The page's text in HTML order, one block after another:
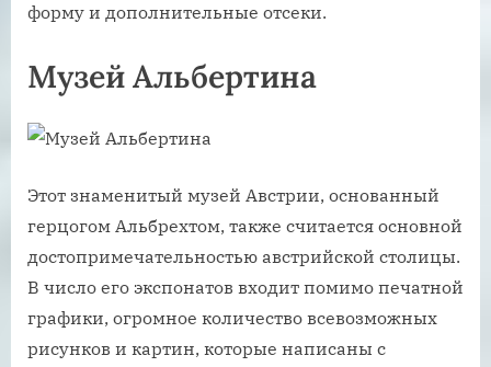
форму и дополнительные отсеки.
Музей Альбертина
Этот знаменитый музей Австрии, основанный
герцогом Альбрехтом, также считается основной
достопримечательностью австрийской столицы.
В число его экспонатов входит помимо печатной
графики, огромное количество всевозможных
рисунков и картин, которые написаны с